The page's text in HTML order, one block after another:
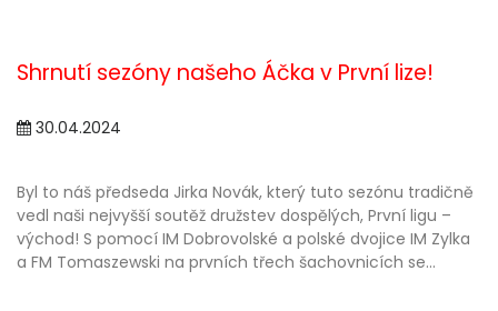
Shrnutí sezóny našeho Áčka v První lize!
30.04.2024
Byl to náš předseda Jirka Novák, který tuto sezónu tradičně
vedl naši nejvyšší soutěž družstev dospělých, První ligu –
východ! S pomocí IM Dobrovolské a polské dvojice IM Zylka
a FM Tomaszewski na prvních třech šachovnicích se...